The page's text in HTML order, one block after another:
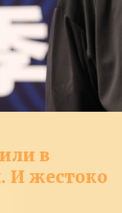
в
И жестоко